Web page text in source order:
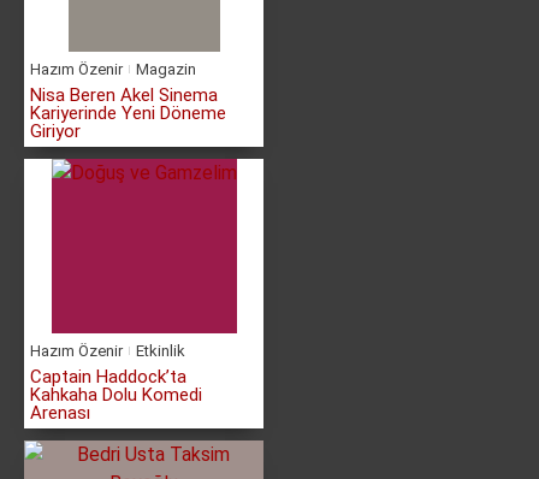
Hazım Özenir Magazin
Nisa Beren Akel Sinema
Kariyerinde Yeni Döneme
Giriyor
Hazım Özenir Etkinlik
Captain Haddock’ta
Kahkaha Dolu Komedi
Arenası